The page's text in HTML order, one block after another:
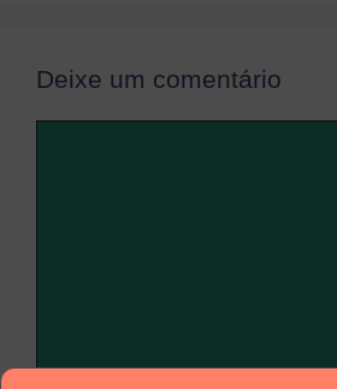
Deixe um comentário